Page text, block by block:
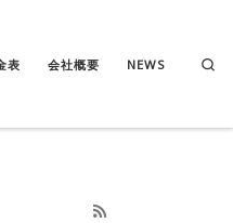
表 会社概要 NEWS